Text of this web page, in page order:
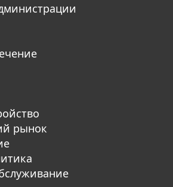
рынок